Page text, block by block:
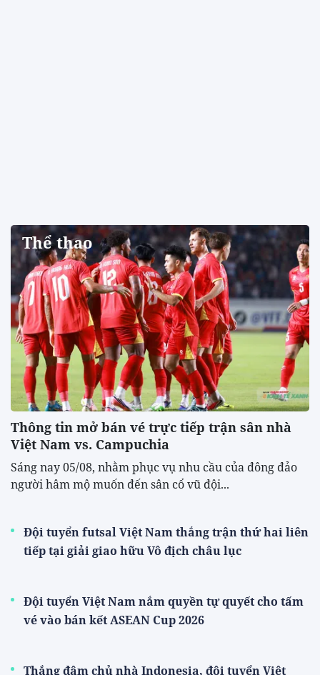
Thể thao
Thông tin mở bán vé trực tiếp trận sân nhà
Việt Nam vs. Campuchia
Sáng nay 05/08, nhằm phục vụ nhu cầu của đông đảo
người hâm mộ muốn đến sân cổ vũ đội...
Đội tuyển futsal Việt Nam thắng trận thứ hai liên
tiếp tại giải giao hữu Vô địch châu lục
Đội tuyển Việt Nam nắm quyền tự quyết cho tấm
vé vào bán kết ASEAN Cup 2026
Thắng đậm chủ nhà Indonesia, đội tuyển Việt